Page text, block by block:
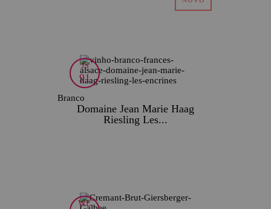
Branco
JS
91
Domaine Jean Marie Haag
Riesling Les...
WE